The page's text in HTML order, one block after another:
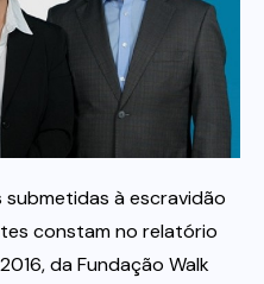
submetidas à escravidão
constam no relatório
da Fundação Walk